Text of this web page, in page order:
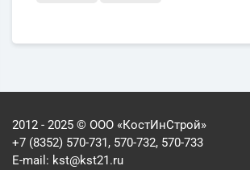
2012 - 2025 © ООО «КостИнСтрой»
+7 (8352) 570-731, 570-732, 570-733
E-mail: kst@kst21.ru